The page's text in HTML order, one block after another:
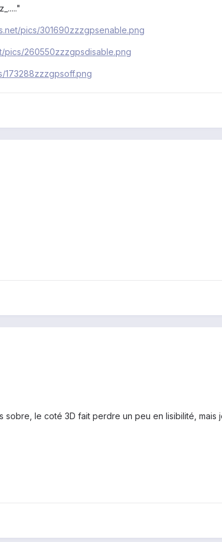
pics/301690zzzgpsenable.png
pics/260550zzzgpsdisable.png
173288zzzgpsoff.png
le coté 3D fait perdre un peu en lisibilité, mais